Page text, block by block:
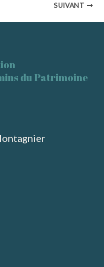
SUIVANT
du Patrimoine